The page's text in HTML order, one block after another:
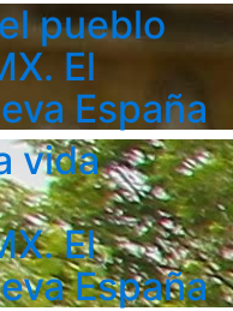
pueblo
El
España
vida
El
España